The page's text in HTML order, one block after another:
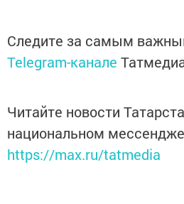
Следите за самым
Telegram-канале
Читайте новости
национальном
https://max.ru/tatmedia